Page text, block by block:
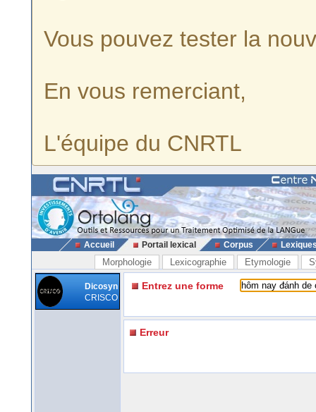
Vous pouvez tester la
En vous remerciant,
L'équipe du CNRTL
Accueil Portail lexical Corpus
Morphologie Lexicographie Etymologie
Dicosyn
CRISCO
Entrez une forme
Erreur